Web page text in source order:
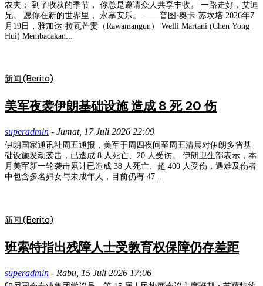
农夫； 到了收获的季节， 你总是邀请众人共享丰收。 一路走好，艾迪
兄。 愿你在新的世界里， 永享安乐。 ——普图·奥卡·苏坎塔 2026年7
月19日，雅加达·拉瓦芒贡（Rawamangun） Welli Martani (Chen Yong
Hui) Membacakan...
新闻 (Berita)
美军夜袭伊朗基础设施 造成 8 死 20 伤
superadmin - Jumat, 17 Juli 2026 22:09
伊朗国家通讯社周五通报，美军于周四夜间至周五清晨对伊朗多省基
础设施发动袭击，已造成 8 人死亡、20 人受伤。 伊朗卫生部表示，本
月美军新一轮袭击累计已造成 38 人死亡、超 400 人受伤，遇难及伤者
中包含多名妇女与未成年人，目前仍有 47...
新闻 (Berita)
班索特指出残障人士受教育权保障仍存差距
superadmin - Rabu, 15 Juli 2026 17:06